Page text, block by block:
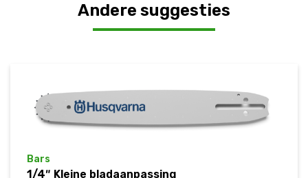
Andere suggesties
Bars
1/4″ Kleine bladaanpassing